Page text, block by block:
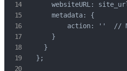
websiteURL:
      metadata: {
action: ''  //
      }
    }
  };